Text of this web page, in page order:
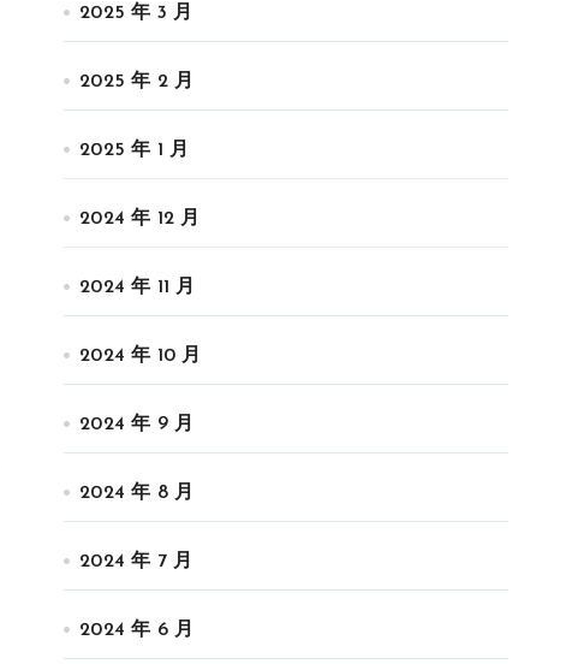
2025 年 3 月
2025 年 2 月
2025 年 1 月
2024 年 12 月
2024 年 11 月
2024 年 10 月
2024 年 9 月
2024 年 8 月
2024 年 7 月
2024 年 6 月